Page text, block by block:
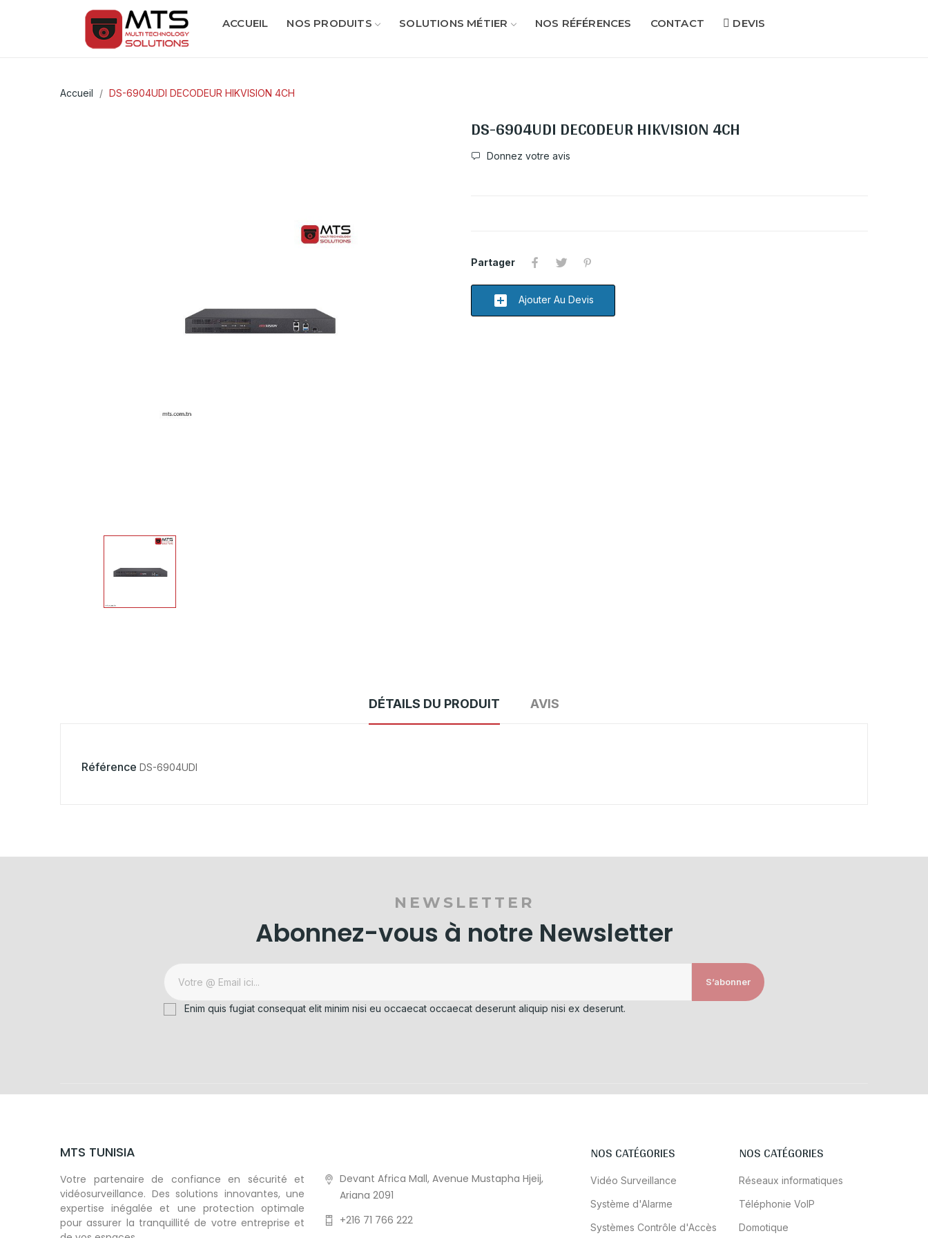
ACCUEIL NOS PRODUITS SOLUTIONS MÉTIER NOS RÉFÉRENCES CONTACT DEVIS
Accueil DS-6904UDI DECODEUR HIKVISION 4CH
DS-6904UDI DECODEUR HIKVISION 4CH
Donnez votre avis
Partager
add_box Ajouter Au Devis
DÉTAILS DU PRODUIT AVIS
Référence DS-6904UDI
NEWSLETTER
Abonnez-vous à notre Newsletter
S’abonner
Enim quis fugiat consequat elit minim nisi eu occaecat occaecat deserunt aliquip nisi ex deserunt.
MTS TUNISIA
Votre partenaire de confiance en sécurité et
vidéosurveillance. Des solutions innovantes, une
expertise inégalée et une protection optimale
pour assurer la tranquillité de votre entreprise et
Devant Africa Mall, Avenue Mustapha Hjeij,
Ariana 2091
+216 71 766 222
NOS CATÉGORIES
Vidéo Surveillance
Système d'Alarme
Systèmes Contrôle d'Accès
NOS CATÉGORIES
Réseaux informatiques
Téléphonie VoIP
Domotique